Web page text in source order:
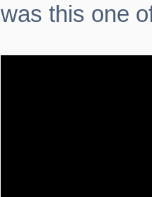
was this one